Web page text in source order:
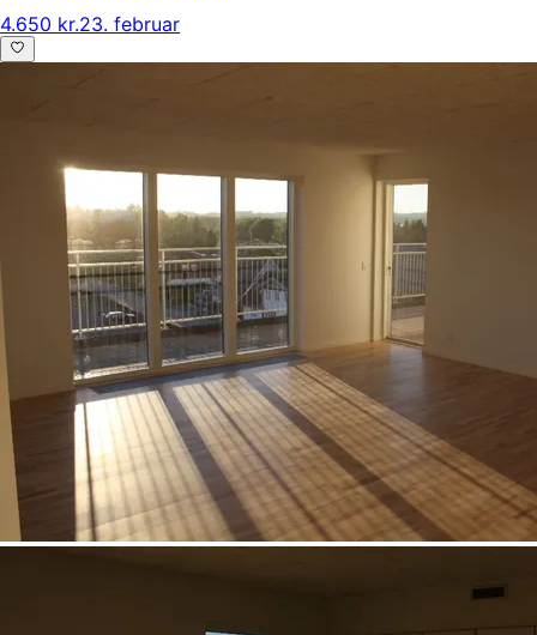
4.650 kr.23. februar